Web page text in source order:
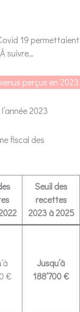
19 permettaient
suivre…
perçus en 2023
2023
fiscal des
Seuil des
recettes
2023 à 2025
€
Jusqu’à
188’700 €